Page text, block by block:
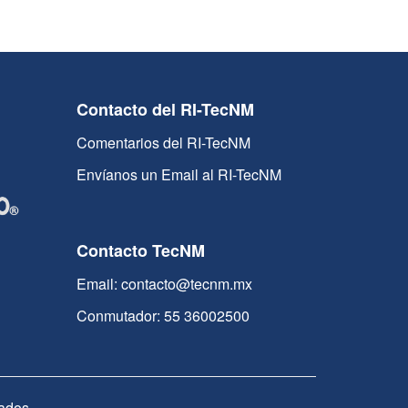
Contacto del RI-TecNM
Comentarios del RI-TecNM
Envíanos un Email al RI-TecNM
Contacto TecNM
Email: contacto@tecnm.mx
Conmutador: 55 36002500